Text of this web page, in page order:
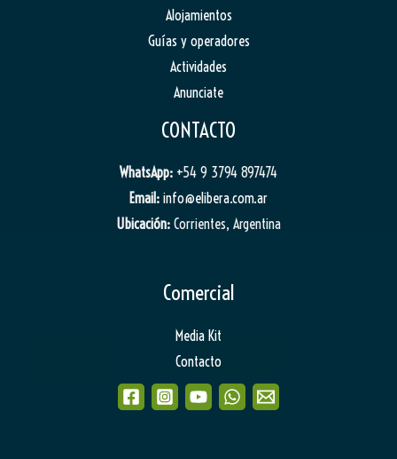
Alojamientos
Guías y operadores
Actividades
Anunciate
CONTACTO
WhatsApp: +54 9 3794 897474
Email: info@elibera.com.ar
Ubicación: Corrientes, Argentina
Comercial
Media Kit
Contacto